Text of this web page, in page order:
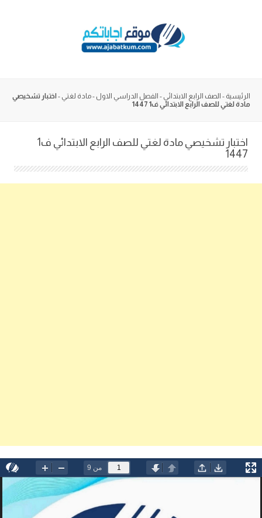
الرئيسية - الصف الرابع الابتدائي - الفصل الدراسي الاول -مادة لغتي - اختبار تشخيصي
مادة لغتي للصف الرابع الابتدائي ف1 1447
اختبار تشخيصي مادة لغتي للصف الرابع الابتدائي ف1
1447